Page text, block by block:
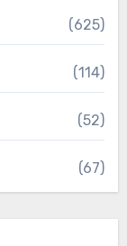
(625)
(114)
(52)
(67)